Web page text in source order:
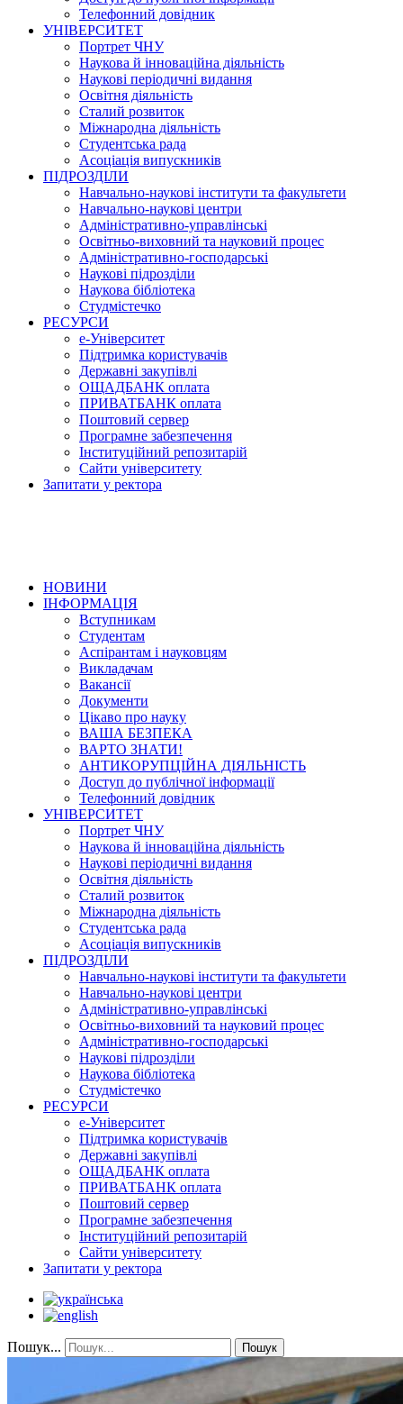
Телефонний довідник
УНІВЕРСИТЕТ
Портрет ЧНУ
Наукова й інноваційна діяльність
Наукові періодичні видання
Освітня діяльність
Сталий розвиток
Міжнародна діяльність
Студентська рада
Асоціація випускників
ПІДРОЗДІЛИ
Навчально-наукові інститути та факультети
Навчально-наукові центри
Адміністративно-управлінські
Освітньо-виховний та науковий процес
Адміністративно-господарські
Наукові підрозділи
Наукова бібліотека
Студмістечко
РЕСУРСИ
е-Університет
Підтримка користувачів
Державні закупівлі
ОЩАДБАНК оплата
ПРИВАТБАНК оплата
Поштовий сервер
Програмне забезпечення
Інституційний репозитарій
Сайти університету
Запитати у ректора
НОВИНИ
ІНФОРМАЦІЯ
Вступникам
Студентам
Аспірантам і науковцям
Викладачам
Вакансії
Документи
Цікаво про науку
ВАША БЕЗПЕКА
ВАРТО ЗНАТИ!
АНТИКОРУПЦІЙНА ДІЯЛЬНІСТЬ
Доступ до публічної інформації
Телефонний довідник
УНІВЕРСИТЕТ
Портрет ЧНУ
Наукова й інноваційна діяльність
Наукові періодичні видання
Освітня діяльність
Сталий розвиток
Міжнародна діяльність
Студентська рада
Асоціація випускників
ПІДРОЗДІЛИ
Навчально-наукові інститути та факультети
Навчально-наукові центри
Адміністративно-управлінські
Освітньо-виховний та науковий процес
Адміністративно-господарські
Наукові підрозділи
Наукова бібліотека
Студмістечко
РЕСУРСИ
е-Університет
Підтримка користувачів
Державні закупівлі
ОЩАДБАНК оплата
ПРИВАТБАНК оплата
Поштовий сервер
Програмне забезпечення
Інституційний репозитарій
Сайти університету
Запитати у ректора
Пошук... Пошук